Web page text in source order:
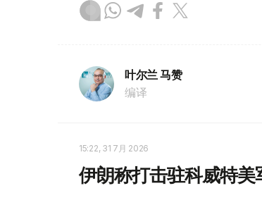
叶尔兰 马赞
编译
15:22, 31 7月 2026
伊朗称打击驻科威特美